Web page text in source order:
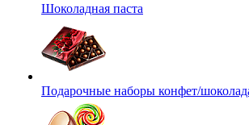
Шоколадная паста
Подарочные наборы конфет/